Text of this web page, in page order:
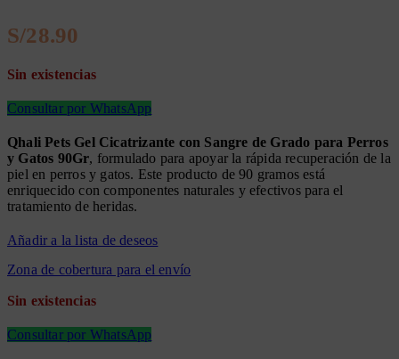
S/
Sin existencias
Consultar por WhatsApp
Qhali Pets Gel Cicatrizante con Sangre de Grado para Perros
y Gatos 90Gr, formulado para apoyar la rápida recuperación de la
piel en perros y gatos. Este producto de 90 gramos está
enriquecido con componentes naturales y efectivos para el
tratamiento de heridas.
Añadir a la lista de deseos
Zona de cobertura para el envío
Sin existencias
Consultar por WhatsApp